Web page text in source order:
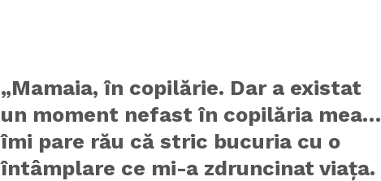
„Mamaia, în copilărie. Dar a existat
un moment nefast în copilăria mea…
îmi pare rău că stric bucuria cu o
întâmplare ce mi-a zdruncinat viața.